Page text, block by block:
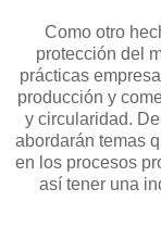
Como otro
protección del
prácticas
producción y
y circularidad.
abordarán temas
en los procesos
así tener una